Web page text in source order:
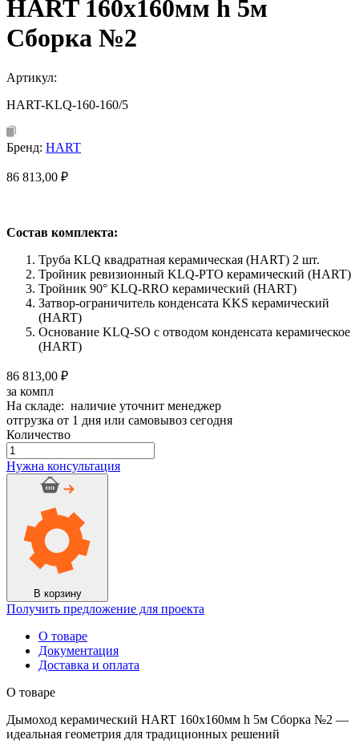
HART 160х160мм h 5м
Сборка №2
Артикул:
HART-KLQ-160-160/5
Бренд: HART
86 813,00 ₽
Состав комплекта:
Труба KLQ квадратная керамическая (HART) 2 шт.
Тройник ревизионный KLQ-PTO керамический (HART)
Тройник 90° KLQ-RRO керамический (HART)
Затвор-ограничитель конденсата KKS керамический
(HART)
Основание KLQ-SO с отводом конденсата керамическое
(HART)
86 813,00 ₽
за компл
На складе: наличие уточнит менеджер
отгрузка от 1 дня или самовывоз сегодня
Количество
Количество
товара
Дымоход
керамический
160х160мм
Сборка
Нужна консультация
В корзину
Получить предложение для проекта
О товаре
Документация
Доставка и оплата
О товаре
Дымоход керамический HART 160х160мм h 5м Сборка №2 —
идеальная геометрия для традиционных решений